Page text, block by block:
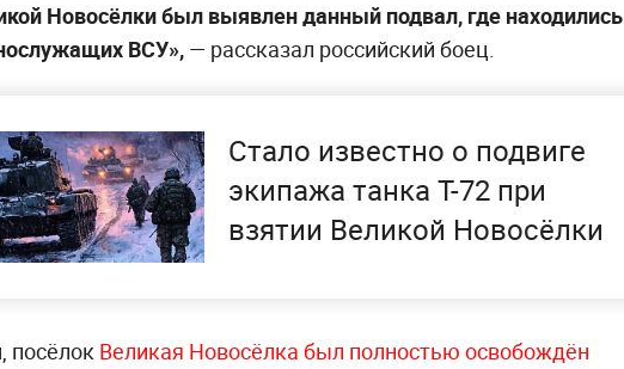
Новосёлки был выявлен данный подвал, где находились
ВСУ», — рассказал российский боец.
Стало известно о подвиге
экипажа танка Т-72 при
взятии Великой Новосёлки
посёлок Великая Новосёлка был полностью освобождён